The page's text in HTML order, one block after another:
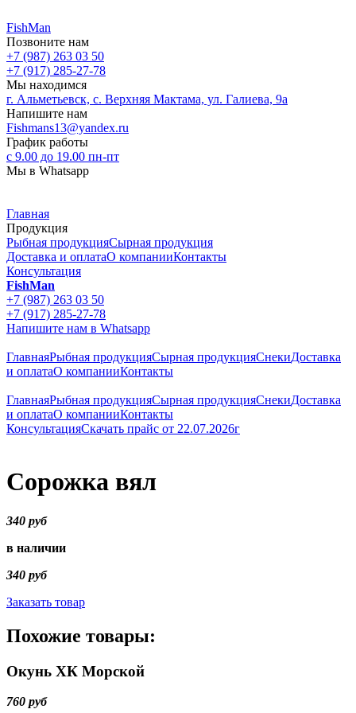
FishMan
Позвоните нам
+7 (987) 263 03 50
+7 (917) 285-27-78
Мы находимся
г. Альметьевск, с. Верхняя Мактама, ул. Галиева, 9а
Напишите нам
Fishmans13@yandex.ru
График работы
с 9.00 до 19.00 пн-пт
Мы в Whatsapp
Главная
Продукция
Рыбная продукцияСырная продукция
Доставка и оплатаО компанииКонтакты
Консультация
FishMan
+7 (987) 263 03 50
+7 (917) 285-27-78
Напишите нам в Whatsapp
ГлавнаяРыбная продукцияСырная продукцияСнекиДоставка
и оплатаО компанииКонтакты
ГлавнаяРыбная продукцияСырная продукцияСнекиДоставка
и оплатаО компанииКонтакты
КонсультацияСкачать прайс от 22.07.2026г
Сорожка вял
340 руб
в наличии
340 руб
Заказать товар
Похожие товары:
Окунь ХК Морской
760 руб